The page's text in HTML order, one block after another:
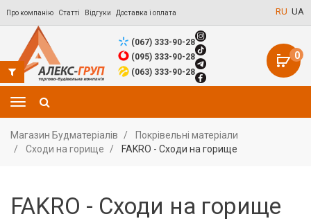
Про компанію Статті Відгуки Доставка і оплата RU UA
0
(067) 333-90-28
(095) 333-90-28
(063) 333-90-28
Магазин Будматеріалів
Покрівельні матеріали
Сходи на горище
FAKRO - Сходи на горище
FAKRO - Сходи на горище